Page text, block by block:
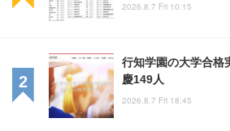
2026.8.7 Fri 10:15
行知学園の大学合
慶149人
2026.8.7 Fri 18:45